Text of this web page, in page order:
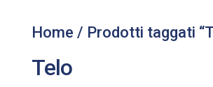
Home / Prodotti taggati
Telo